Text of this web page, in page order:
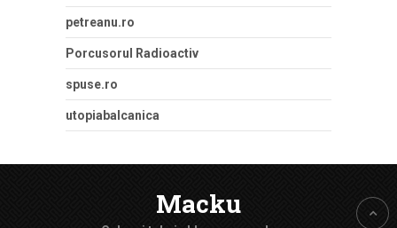
petreanu.ro
Porcusorul Radioactiv
spuse.ro
utopiabalcanica
Macku